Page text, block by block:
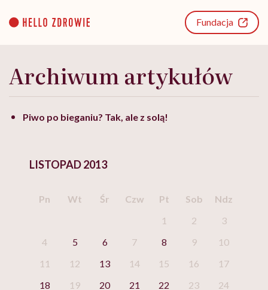
content
Fundacja
Archiwum artykułów
Piwo po bieganiu? Tak, ale z solą!
LISTOPAD 2013
Pn Wt Śr Czw Pt Sob
Ndz
1
2
3
4
5 6 7 8 9
10
11
12 13 14 15 16
17
18
19 20 21 22 23
24